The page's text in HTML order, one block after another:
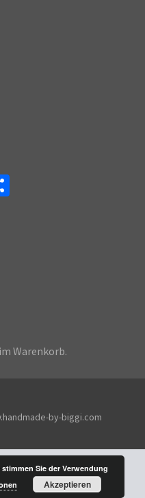
Warenkorb.
by-biggi.com
Sie der Verwendung
Akzeptieren